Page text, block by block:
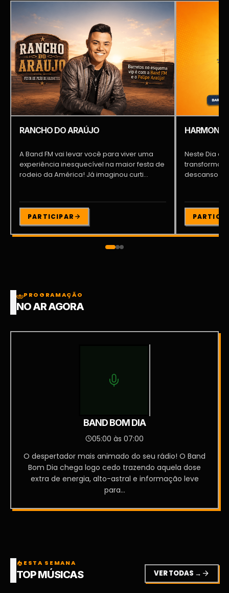
RANCHO DO ARAÚJO
A Band FM vai levar você para viver uma
experiência inesquecível na maior festa de
rodeio da América! Já imaginou curti...
PARTICIPAR
Neste Dia
transformar
descanso
PROGRAMAÇÃO
NO AR AGORA
BAND BOM DIA
05:00 às 07:00
O despertador mais animado do seu rádio! O Band
Bom Dia chega logo cedo trazendo aquela dose
extra de energia, alto-astral e informação leve
para...
local_fire_department ESTA SEMANA
TOP MÚSICAS VER TODAS → arrow_forward